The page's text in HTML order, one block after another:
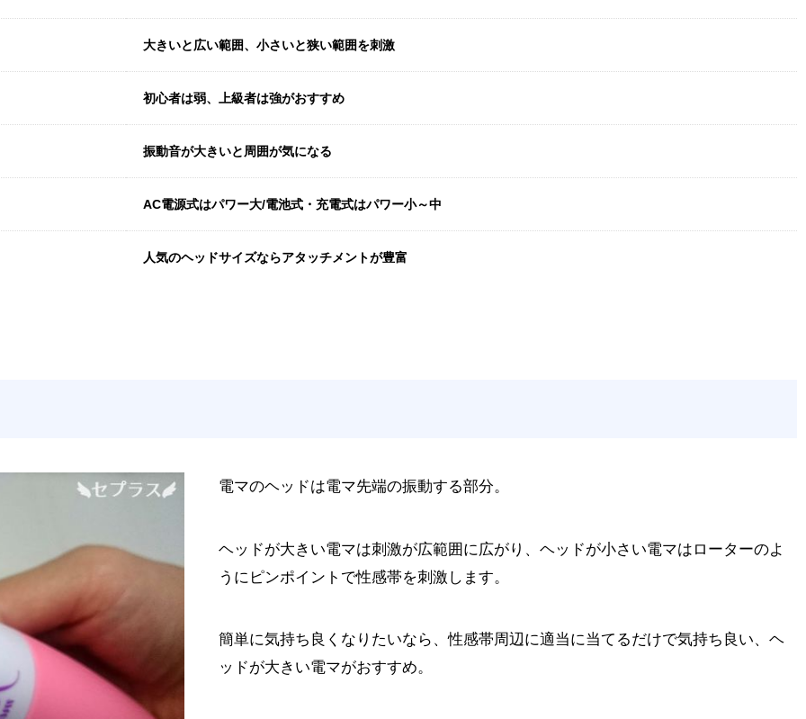
大きいと広い範囲、小さいと狭い範囲を刺激
初心者は弱、上級者は強がおすすめ
振動音が大きいと周囲が気になる
AC電源式はパワー大/電池式・充電式はパワー小～中
人気のヘッドサイズならアタッチメントが豊富
電マのヘッドは電マ先端の振動する部分。
ヘッドが大きい電マは刺激が広範囲に広がり、ヘッドが小さい電マはローターのよ
うにピンポイントで性感帯を刺激します。
簡単に気持ち良くなりたいなら、性感帯周辺に適当に当てるだけで気持ち良い、ヘ
ッドが大きい電マがおすすめ。